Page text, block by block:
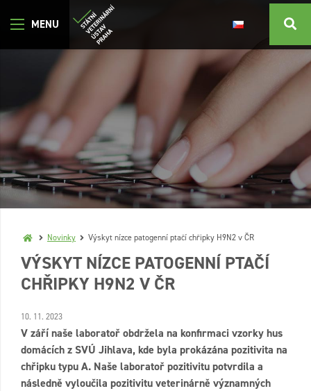
Novinky Výskyt nízce patogenní ptačí chřipky H9N2 v ČR
VÝSKYT NÍZCE PATOGENNÍ PTAČÍ
CHŘIPKY H9N2 V ČR
10. 11. 2023
V září naše laboratoř obdržela na konfirmaci vzorky hus
domácích z SVÚ Jihlava, kde byla prokázána pozitivita na
chřipku typu A. Naše laboratoř pozitivitu potvrdila a
následně vyloučila pozitivitu veterinárně významných